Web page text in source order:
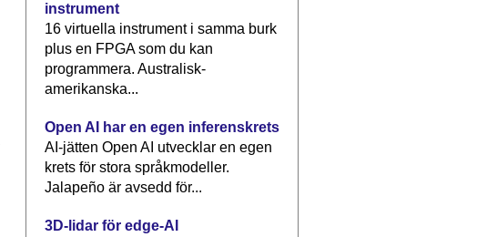
instrument
16 virtuella instrument i samma burk
plus en FPGA som du kan
programmera. Australisk-
amerikanska...
Open AI har en egen inferenskrets
AI-jätten Open AI utvecklar en egen
krets för stora språkmodeller.
Jalapeño är avsedd för...
3D-lidar för edge-AI